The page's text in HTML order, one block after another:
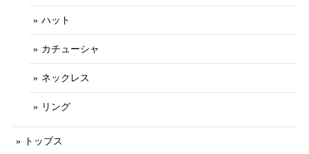
ハット
カチューシャ
ネックレス
リング
トップス